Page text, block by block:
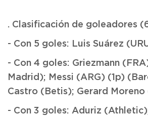
. Clasificación de goleadores
- Con 5 goles: Luis Suárez
- Con 4 goles: Griezmann
Madrid); Messi (ARG) (1p)
Castro (Betis); Gerard Moreno
- Con 3 goles: Aduriz